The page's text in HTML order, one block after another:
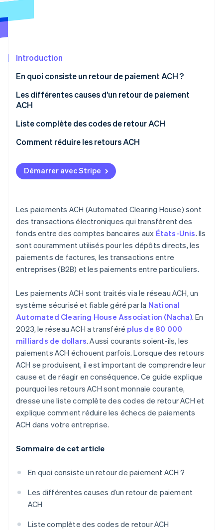
Radar
Constitution de start-up
Élimination du carbone
Identity
Vérification de l'identité
Stripe Sessions 2026
Découvrez comment Stripe construit l’infrastructure
Regarder la vidéo
Stripe App Marketplace
Introduction
En quoi consiste un retour de paiement ACH ?
Les différentes causes d’un retour de paiement
ACH
Fonds insuffisants
Problèmes de compte
Problèmes d’autorisation
Interruption des paiements
Erreurs bancaires
Litiges et fraudes
Défaillances techniques ou procédurales
Problèmes de conformité et juridiques
Liste complète des codes de retour ACH
Codes courants
Codes moins courants
Codes applicables aux transactions internationales
Comment réduire les retours ACH
Démarrer avec Stripe
Les paiements ACH (Automated Clearing House) sont
des transactions électroniques qui transfèrent des
fonds entre des comptes bancaires aux États-Unis. Ils
sont couramment utilisés pour les dépôts directs, les
paiements de factures, les transactions entre
entreprises (B2B) et les paiements entre particuliers.
Les paiements ACH sont traités via le réseau ACH, un
système sécurisé et fiable géré par la National
Automated Clearing House Association (Nacha). En
2023, le réseau ACH a transféré plus de 80 000
milliards de dollars. Aussi courants soient-ils, les
paiements ACH échouent parfois. Lorsque des retours
ACH se produisent, il est important de comprendre leur
cause et de réagir en conséquence. Ce guide explique
pourquoi les retours ACH sont monnaie courante,
dresse une liste complète des codes de retour ACH et
explique comment réduire les échecs de paiements
ACH dans votre entreprise.
Sommaire de cet article
En quoi consiste un retour de paiement ACH ?
Les différentes causes d’un retour de paiement
ACH
Liste complète des codes de retour ACH